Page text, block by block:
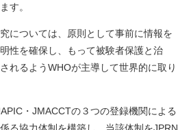
す。
については、原則として事前に情報を
性を確保し、もって被験者保護と治
れるようWHOが主導して世界的に取り
・JMACCTの３つの登録機関による